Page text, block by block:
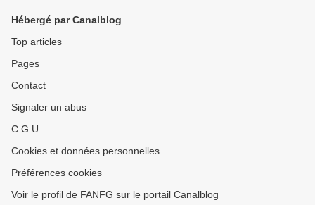
Hébergé par Canalblog
Top articles
Pages
Contact
Signaler un abus
C.G.U.
Cookies et données personnelles
Préférences cookies
Voir le profil de FANFG sur le portail Canalblog